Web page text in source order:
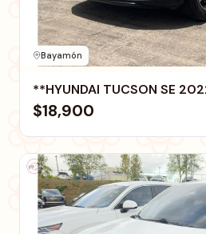
Bayamón
**HYUNDAI TUCSON SE
$18,900